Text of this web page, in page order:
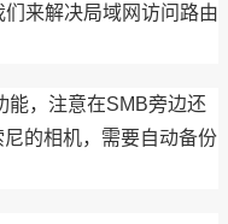
来解决局域网访问路由
能，注意在SMB旁边还
的相机，需要自动备份